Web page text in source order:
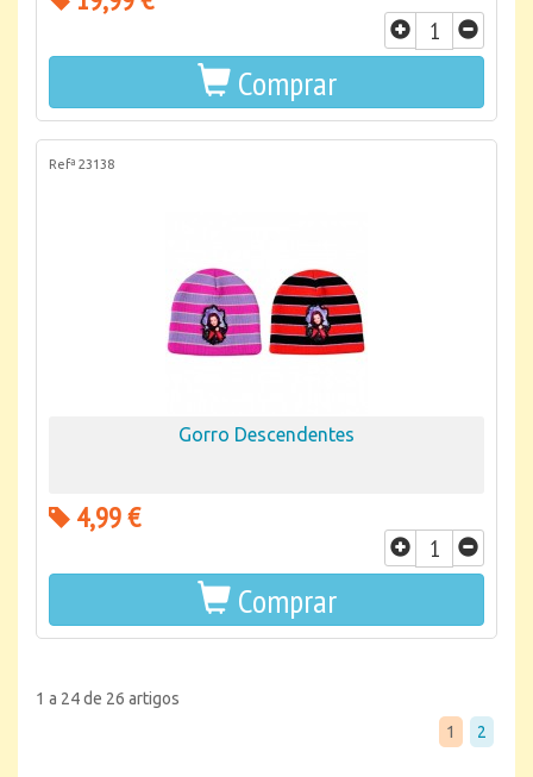
Comprar
Refª 23138
Gorro Descendentes
4,99 €
Comprar
1 a 24 de 26 artigos
1
2